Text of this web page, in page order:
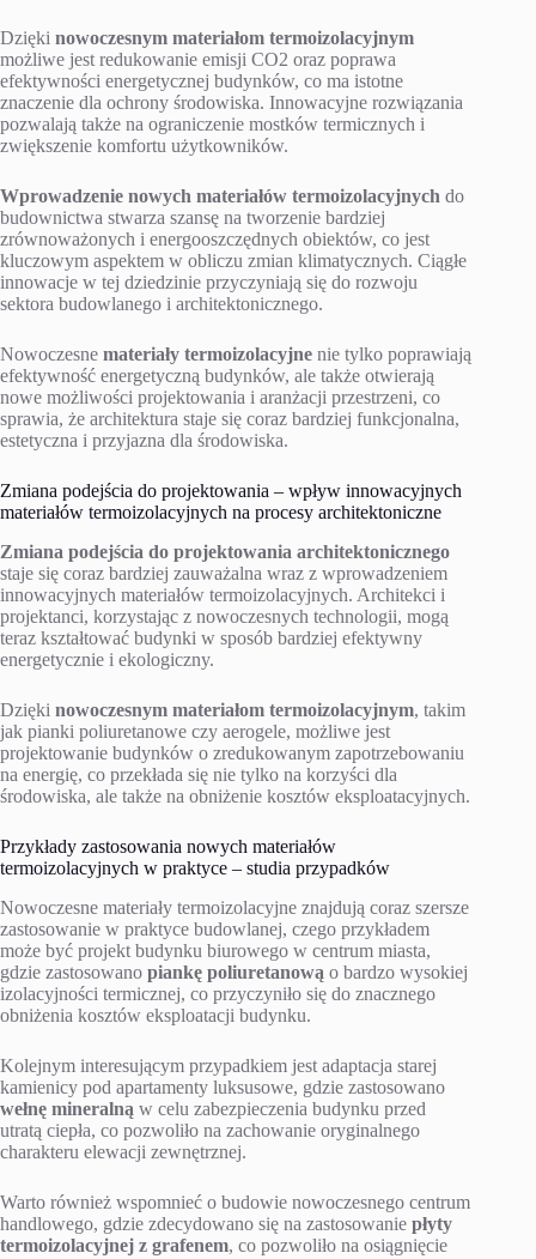
Dzięki nowoczesnym materiałom termoizolacyjnym
możliwe jest redukowanie emisji CO2 oraz poprawa
efektywności energetycznej budynków, co ma istotne
znaczenie dla ochrony środowiska. Innowacyjne rozwiązania
pozwalają także na ograniczenie mostków termicznych i
zwiększenie komfortu użytkowników.
Wprowadzenie nowych materiałów termoizolacyjnych do
budownictwa stwarza szansę na tworzenie bardziej
zrównoważonych i energooszczędnych obiektów, co jest
kluczowym aspektem w obliczu zmian klimatycznych. Ciągłe
innowacje w tej dziedzinie przyczyniają się do rozwoju
sektora budowlanego i architektonicznego.
Nowoczesne materiały termoizolacyjne nie tylko poprawiają
efektywność energetyczną budynków, ale także otwierają
nowe możliwości projektowania i aranżacji przestrzeni, co
sprawia, że architektura staje się coraz bardziej funkcjonalna,
estetyczna i przyjazna dla środowiska.
Zmiana podejścia do projektowania – wpływ innowacyjnych
materiałów termoizolacyjnych na procesy architektoniczne
Zmiana podejścia do projektowania architektonicznego
staje się coraz bardziej zauważalna wraz z wprowadzeniem
innowacyjnych materiałów termoizolacyjnych. Architekci i
projektanci, korzystając z nowoczesnych technologii, mogą
teraz kształtować budynki w sposób bardziej efektywny
energetycznie i ekologiczny.
Dzięki nowoczesnym materiałom termoizolacyjnym, takim
jak pianki poliuretanowe czy aerogele, możliwe jest
projektowanie budynków o zredukowanym zapotrzebowaniu
na energię, co przekłada się nie tylko na korzyści dla
środowiska, ale także na obniżenie kosztów eksploatacyjnych.
Przykłady zastosowania nowych materiałów
termoizolacyjnych w praktyce – studia przypadków
Nowoczesne materiały termoizolacyjne znajdują coraz szersze
zastosowanie w praktyce budowlanej, czego przykładem
może być projekt budynku biurowego w centrum miasta,
gdzie zastosowano piankę poliuretanową o bardzo wysokiej
izolacyjności termicznej, co przyczyniło się do znacznego
obniżenia kosztów eksploatacji budynku.
Kolejnym interesującym przypadkiem jest adaptacja starej
kamienicy pod apartamenty luksusowe, gdzie zastosowano
wełnę mineralną w celu zabezpieczenia budynku przed
utratą ciepła, co pozwoliło na zachowanie oryginalnego
charakteru elewacji zewnętrznej.
Warto również wspomnieć o budowie nowoczesnego centrum
handlowego, gdzie zdecydowano się na zastosowanie płyty
termoizolacyjnej z grafenem, co pozwoliło na osiągnięcie